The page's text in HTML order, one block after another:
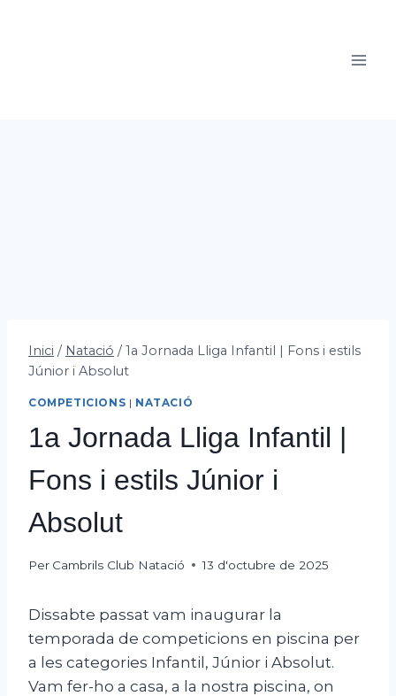
Inici / Natació / 1a Jornada Lliga Infantil | Fons i estils
Júnior i Absolut
COMPETICIONS | NATACIÓ
1a Jornada Lliga Infantil |
Fons i estils Júnior i
Absolut
Per Cambrils Club Natació 13 d'octubre de 2025
Dissabte passat vam inaugurar la
temporada de competicions en piscina per
a les categories Infantil, Júnior i Absolut.
Vam fer-ho a casa, a la nostra piscina, on